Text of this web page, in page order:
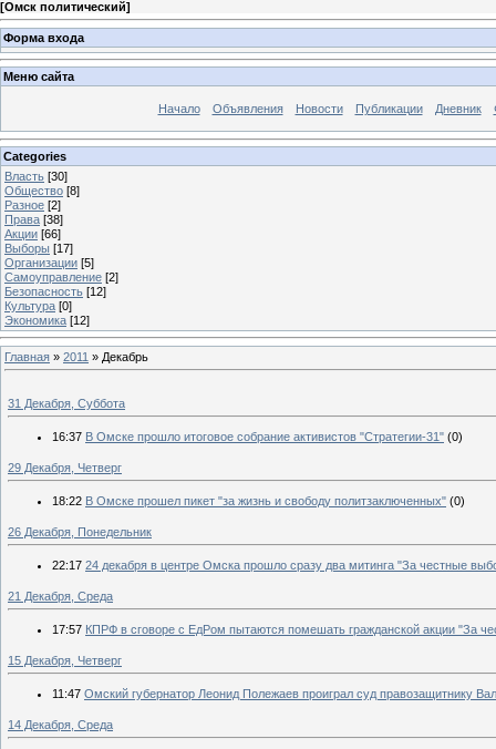
[Омск политический]
Форма входа
Меню сайта
Начало Объявления Новости Публикации Дневник
Categories
Власть [30]
Общество [8]
Разное [2]
Права [38]
Акции [66]
Выборы [17]
Организации [5]
Самоуправление [2]
Безопасность [12]
Культура [0]
Экономика [12]
Главная » 2011 » Декабрь
31 Декабря, Суббота
16:37 В Омске прошло итоговое собрание активистов "Стратегии-31" (0)
29 Декабря, Четверг
18:22 В Омске прошел пикет "за жизнь и свободу политзаключенных" (0)
26 Декабря, Понедельник
22:17 24 декабря в центре Омска прошло сразу два митинга "За честные
21 Декабря, Среда
17:57 КПРФ в сговоре с ЕдРом пытаются помешать гражданской акции "За
15 Декабря, Четверг
11:47 Омский губернатор Леонид Полежаев проиграл суд правозащитнику
14 Декабря, Среда